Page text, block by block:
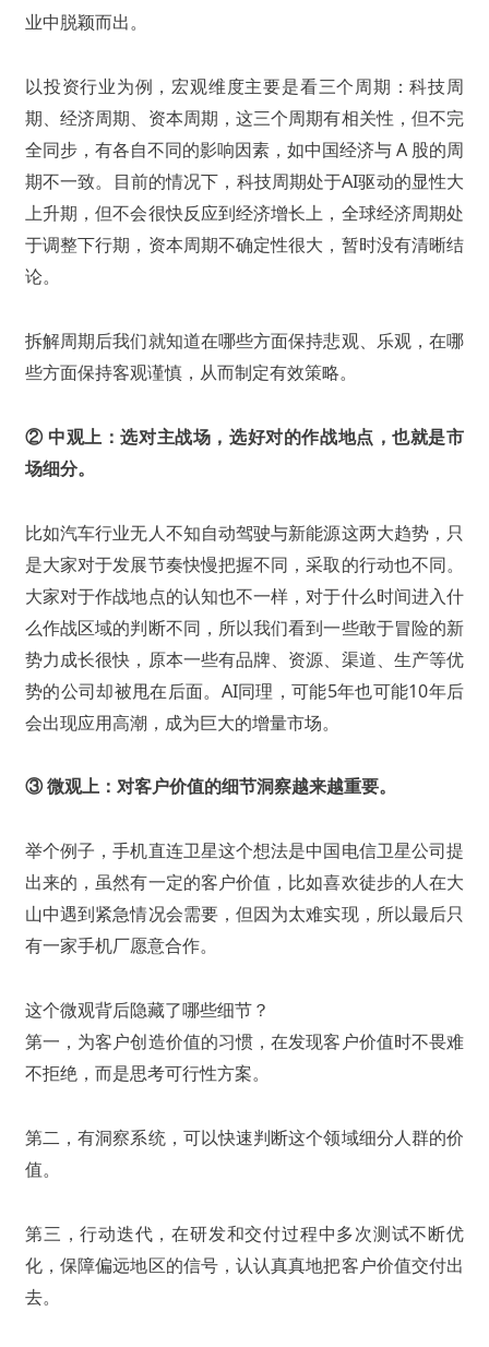
业中脱颖而出。
以投资行业为例，宏观维度主要是看三个周期：科技周
期、经济周期、资本周期，这三个周期有相关性，但不完
全同步，有各自不同的影响因素，如中国经济与 A 股的周
期不一致。目前的情况下，科技周期处于AI驱动的显性大
上升期，但不会很快反应到经济增长上，全球经济周期处
于调整下行期，资本周期不确定性很大，暂时没有清晰结
论。
拆解周期后我们就知道在哪些方面保持悲观、乐观，在哪
些方面保持客观谨慎，从而制定有效策略。
② 中观上：选对主战场，选好对的作战地点，也就是市
场细分。
比如汽车行业无人不知自动驾驶与新能源这两大趋势，只
是大家对于发展节奏快慢把握不同，采取的行动也不同。
大家对于作战地点的认知也不一样，对于什么时间进入什
么作战区域的判断不同，所以我们看到一些敢于冒险的新
势力成长很快，原本一些有品牌、资源、渠道、生产等优
势的公司却被甩在后面。AI同理，可能5年也可能10年后
会出现应用高潮，成为巨大的增量市场。
③ 微观上：对客户价值的细节洞察越来越重要。
举个例子，手机直连卫星这个想法是中国电信卫星公司提
出来的，虽然有一定的客户价值，比如喜欢徒步的人在大
山中遇到紧急情况会需要，但因为太难实现，所以最后只
有一家手机厂愿意合作。
这个微观背后隐藏了哪些细节？
第一，为客户创造价值的习惯，在发现客户价值时不畏难
不拒绝，而是思考可行性方案。
第二，有洞察系统，可以快速判断这个领域细分人群的价
值。
第三，行动迭代，在研发和交付过程中多次测试不断优
化，保障偏远地区的信号，认认真真地把客户价值交付出
去。